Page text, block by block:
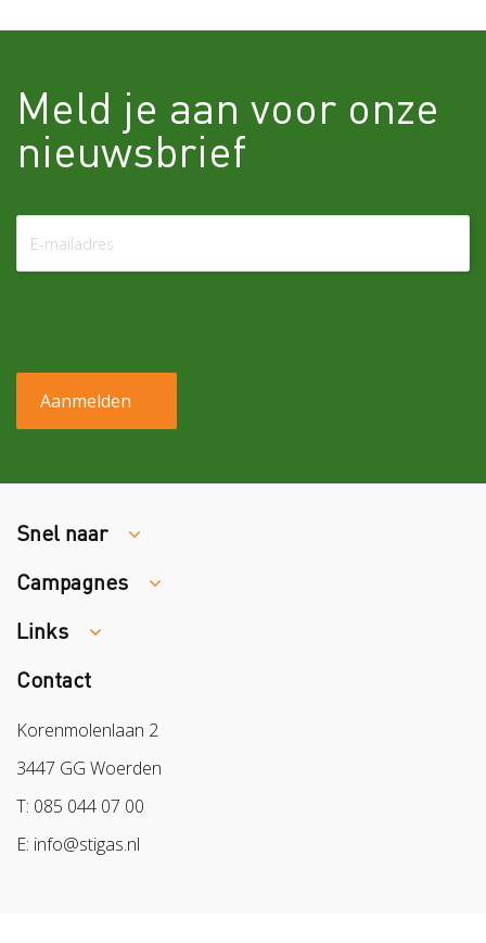
Meld je aan voor onze
nieuwsbrief
Snel naar
Traumaopvang
Melden van een arbeidsongeval
Campagnes
Week van de Teek
Veilig vrijwilligerswerk in het groen
Werken aan morgen
Links
Colland
Sazas
BPL
Arbeidsmarkt
Contact
Korenmolenlaan 2
3447 GG Woerden
T: 085 044 07 00
E: info@stigas.nl